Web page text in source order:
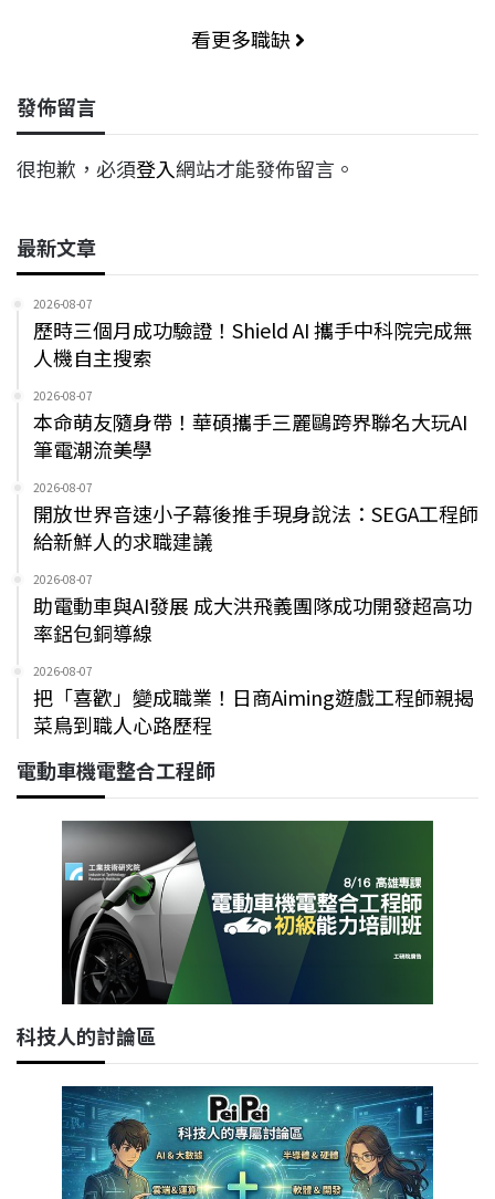
看更多職缺
發佈留言
很抱歉，必須登入網站才能發佈留言。
最新文章
2026-08-07
歷時三個月成功驗證！Shield AI 攜手中科院完成無
人機自主搜索
2026-08-07
本命萌友隨身帶！華碩攜手三麗鷗跨界聯名大玩AI
筆電潮流美學
2026-08-07
開放世界音速小子幕後推手現身說法：SEGA工程師
給新鮮人的求職建議
2026-08-07
助電動車與AI發展 成大洪飛義團隊成功開發超高功
率鋁包銅導線
2026-08-07
把「喜歡」變成職業！日商Aiming遊戲工程師親揭
菜鳥到職人心路歷程
電動車機電整合工程師
科技人的討論區